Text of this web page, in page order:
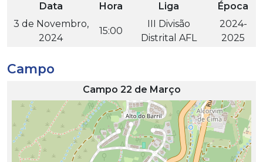
Data Hora Liga
Época
3 de Novembro,
2024
15:00
III Divisão
Distrital AFL
2024-
2025
Campo
Campo 22 de Março